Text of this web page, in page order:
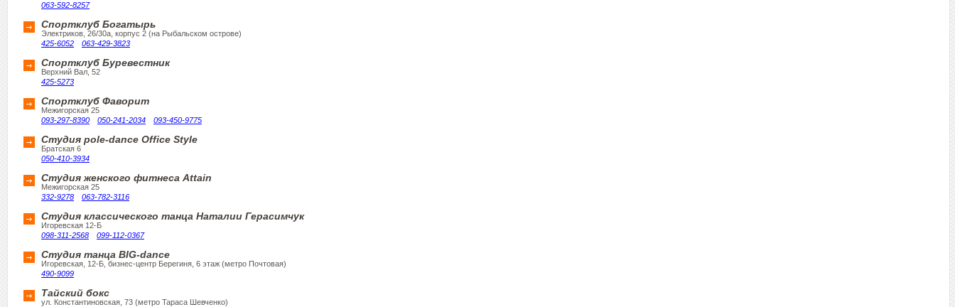
063-592-8257
Спортклуб Богатырь
Электриков, 26/30а, корпус 2 (на Рыбальском острове)
425-6052
063-429-3823
Спортклуб Буревестник
Верхний Вал, 52
425-5273
Спортклуб Фаворит
Межигорская 25
093-297-8390
050-241-2034 093-450-9775
Студия pole-dance Office Style
Братская 6
050-410-3934
Студия женского фитнеса Attain
Межигорская 25
332-9278
063-782-3116
Студия классического танца Наталии Герасимчук
Игоревская 12-Б
098-311-2568
099-112-0367
Студия танца BIG-danсe
Игоревская, 12-Б, бизнес-центр Берегиня, 6 этаж (метро Почтовая)
490-9099
Тайский бокс
ул. Константиновская, 73 (метро Тараса Шевченко)